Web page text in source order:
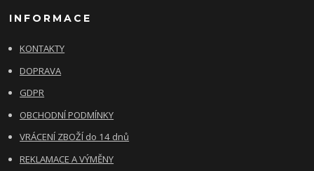
INFORMACE
KONTAKTY
DOPRAVA
GDPR
OBCHODNÍ PODMÍNKY
VRÁCENÍ ZBOŽÍ do 14 dnů
REKLAMACE A VÝMĚNY